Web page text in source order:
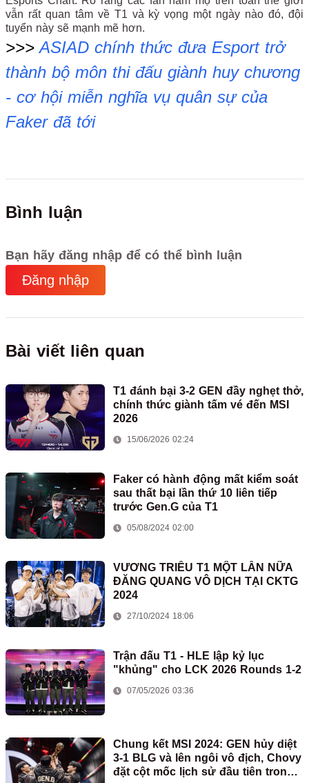
vẫn rất quan tâm về T1 và kỳ vọng một ngày nào đó, đội
tuyển này sẽ mạnh mẽ hơn.
>>>ASIAD chính thức đưa Esport trở
thành bộ môn thi đấu giành huy chương
- cơ hội miễn nghĩa vụ quân sự của
Faker đã tới
Bình luận
Bạn hãy đăng nhập để có thể bình luận
Đăng nhập
Bài viết liên quan
T1 đánh bại 3-2 GEN đầy nghẹt thở,
chính thức giành tấm vé đến MSI
2026
15/06/2026 02:24
Faker có hành động mất kiểm soát
sau thất bại lần thứ 10 liên tiếp
trước Gen.G của T1
05/08/2024 02:00
VƯƠNG TRIỀU T1 MỘT LẦN NỮA
ĐĂNG QUANG VÔ DỊCH TẠI CKTG
2024
27/10/2024 18:06
Trận đấu T1 - HLE lập kỷ lục
"khủng" cho LCK 2026 Rounds 1-2
07/05/2026 03:36
Chung kết MSI 2024: GEN hủy diệt
3-1 BLG và lên ngôi vô địch, Chovy
đặt cột mốc lịch sử đầu tiên trong